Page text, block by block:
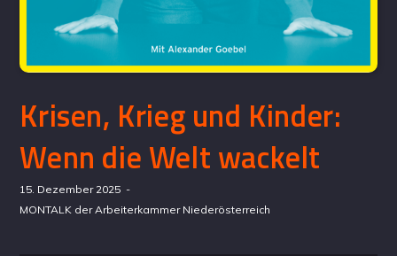
Krisen, Krieg und Kinder:
Wenn die Welt wackelt
15. Dezember 2025
MONTALK der Arbeiterkammer Niederösterreich